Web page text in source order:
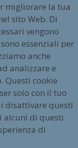
migliorare la tua
sito Web. Di
vengono
essenziali per
anche
analizzare e
Questi cookie
solo con il tuo
disattivare questi
alcuni di questi
di